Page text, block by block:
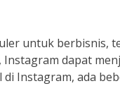
untuk berbisnis,
dapat
Instagram, ada